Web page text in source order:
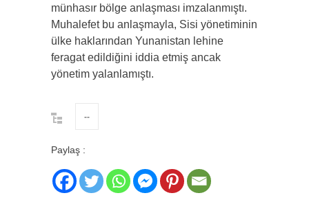
münhasır bölge anlaşması imzalanmıştı.
Muhalefet bu anlaşmayla, Sisi yönetiminin
ülke haklarından Yunanistan lehine
feragat edildiğini iddia etmiş ancak
yönetim yalanlamıştı.
--
Paylaş :